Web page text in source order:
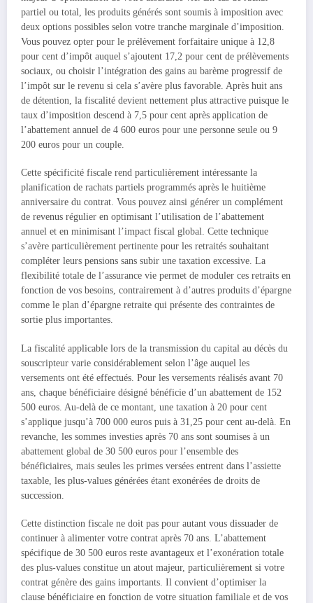
partiel ou total, les produits générés sont soumis à imposition avec
deux options possibles selon votre tranche marginale d’imposition.
Vous pouvez opter pour le prélèvement forfaitaire unique à 12,8
pour cent d’impôt auquel s’ajoutent 17,2 pour cent de prélèvements
sociaux, ou choisir l’intégration des gains au barème progressif de
l’impôt sur le revenu si cela s’avère plus favorable. Après huit ans
de détention, la fiscalité devient nettement plus attractive puisque le
taux d’imposition descend à 7,5 pour cent après application de
l’abattement annuel de 4 600 euros pour une personne seule ou 9
200 euros pour un couple.
Cette spécificité fiscale rend particulièrement intéressante la
planification de rachats partiels programmés après le huitième
anniversaire du contrat. Vous pouvez ainsi générer un complément
de revenus régulier en optimisant l’utilisation de l’abattement
annuel et en minimisant l’impact fiscal global. Cette technique
s’avère particulièrement pertinente pour les retraités souhaitant
compléter leurs pensions sans subir une taxation excessive. La
flexibilité totale de l’assurance vie permet de moduler ces retraits en
fonction de vos besoins, contrairement à d’autres produits d’épargne
comme le plan d’épargne retraite qui présente des contraintes de
sortie plus importantes.
La fiscalité applicable lors de la transmission du capital au décès du
souscripteur varie considérablement selon l’âge auquel les
versements ont été effectués. Pour les versements réalisés avant 70
ans, chaque bénéficiaire désigné bénéficie d’un abattement de 152
500 euros. Au-delà de ce montant, une taxation à 20 pour cent
s’applique jusqu’à 700 000 euros puis à 31,25 pour cent au-delà. En
revanche, les sommes investies après 70 ans sont soumises à un
abattement global de 30 500 euros pour l’ensemble des
bénéficiaires, mais seules les primes versées entrent dans l’assiette
taxable, les plus-values générées étant exonérées de droits de
succession.
Cette distinction fiscale ne doit pas pour autant vous dissuader de
continuer à alimenter votre contrat après 70 ans. L’abattement
spécifique de 30 500 euros reste avantageux et l’exonération totale
des plus-values constitue un atout majeur, particulièrement si votre
contrat génère des gains importants. Il convient d’optimiser la
clause bénéficiaire en fonction de votre situation familiale et de vos